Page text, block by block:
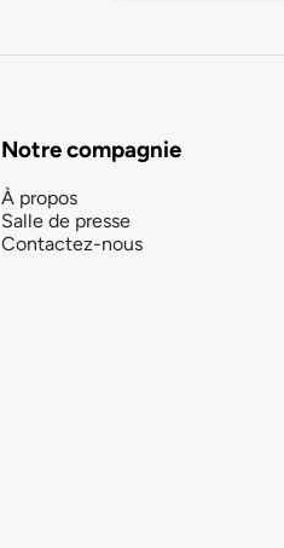
Notre compagnie
À propos
Salle de presse
Contactez-nous